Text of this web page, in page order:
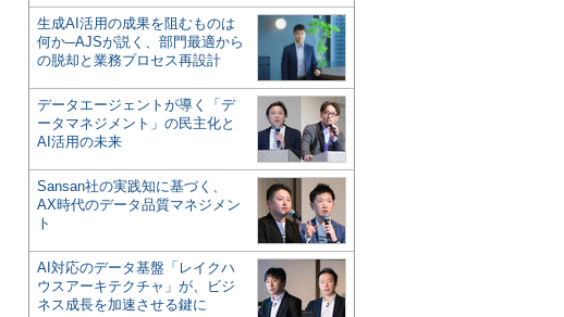
生成AI活用の成果を阻むものは
何か─AJSが説く、部門最適から
の脱却と業務プロセス再設計
データエージェントが導く「デ
ータマネジメント」の民主化と
AI活用の未来
Sansan社の実践知に基づく、
AX時代のデータ品質マネジメン
ト
AI対応のデータ基盤「レイクハ
ウスアーキテクチャ」が、ビジ
ネス成長を加速させる鍵に